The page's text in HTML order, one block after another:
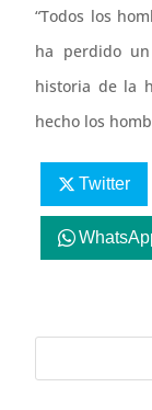
“Todos los
ha perdido
historia de la
hecho los
Twitter